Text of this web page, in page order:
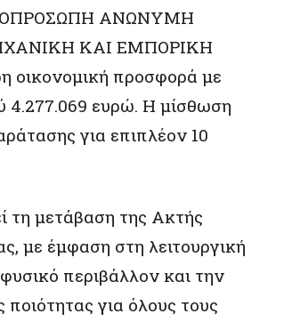
ΑΝΩΝΥΜΗ
ΚΑΙ ΕΜΠΟΡΙΚΗ
οικονομική προσφορά με
4.277.069 ευρώ. Η μίσθωση
για επιπλέον 10
τη μετάβαση της Ακτής
με έμφαση στη λειτουργική
περιβάλλον και την
για όλους τους